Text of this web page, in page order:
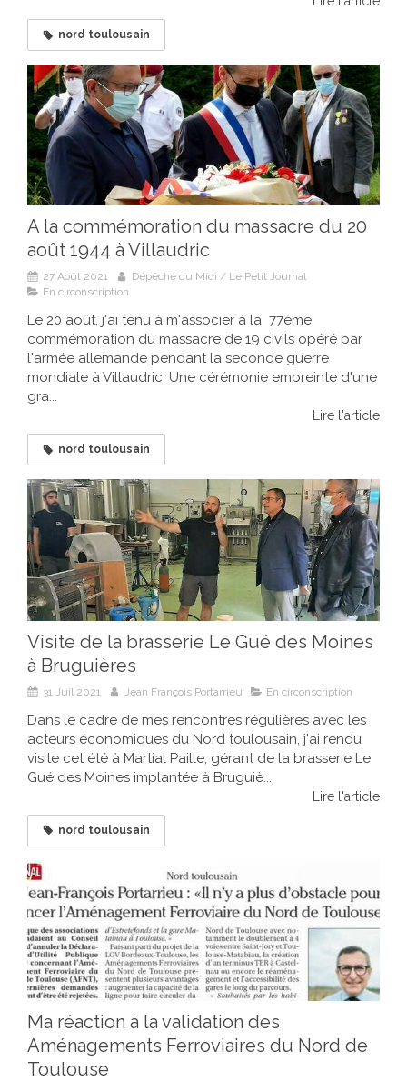
nord toulousain
A la commémoration du massacre du 20
août 1944 à Villaudric
27 Août 2021
Dépêche du Midi / Le Petit Journal
En circonscription
Le 20 août, j'ai tenu à m'associer à la 77ème
commémoration du massacre de 19 civils opéré par
l'armée allemande pendant la seconde guerre
mondiale à Villaudric. Une cérémonie empreinte d'une
gra...
Lire l'article
nord toulousain
Visite de la brasserie Le Gué des Moines
à Bruguières
31 Juil 2021 Jean François Portarrieu En circonscription
Dans le cadre de mes rencontres régulières avec les
acteurs économiques du Nord toulousain, j'ai rendu
visite cet été à Martial Paille, gérant de la brasserie Le
Gué des Moines implantée à Bruguiè...
Lire l'article
nord toulousain
Ma réaction à la validation des
Aménagements Ferroviaires du Nord de
Toulouse